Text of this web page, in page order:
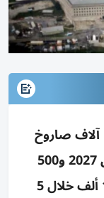
البنتاغون توقع اتفاقيات لإنتاج 10 آلاف صاروخ
منخفض التكلفة بحاويات بدءاً من 2027 و500
بلاكبيرد سنوياً مع سعي لشراء 12 ألف خلال 5